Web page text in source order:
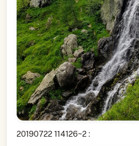
20190722 114126~2 :